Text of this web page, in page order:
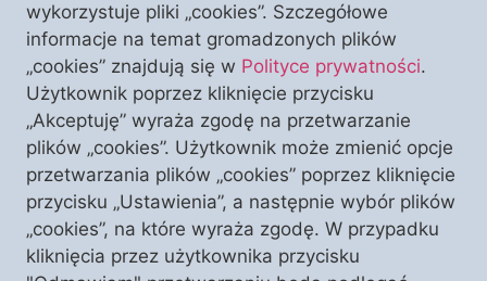
Marksizm kulturowy i jego rewolucyjny pochód ma
miejsce już nie tylko w krajach zachodniej Europy, ale
także i w Polsce. Ponad wszelką wątpliwość
dowodzi tego historyk Dariusz Rozwadowski, który w
swoich książkach nakreślił konteksty rewolucji
kulturowej w Kościele oraz w społeczeństwie. Miło
nam poinformować, że będzie on gościem naszych
najbliższych Klubów „Polonia Christiana” w Olsztynie
[…]
wykorzystuje pliki „cookies”. Szczegółowe
informacje na temat gromadzonych plików
„cookies” znajdują się w Polityce prywatności.
Użytkownik poprzez kliknięcie przycisku
„Akceptuję” wyraża zgodę na przetwarzanie
plików „cookies”. Użytkownik może zmienić opcje
przetwarzania plików „cookies” poprzez kliknięcie
przycisku „Ustawienia”, a następnie wybór plików
„cookies”, na które wyraża zgodę. W przypadku
kliknięcia przez użytkownika przycisku